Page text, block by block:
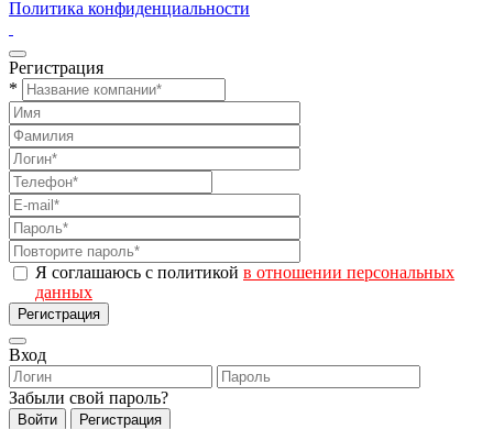
Политика конфиденциальности
Регистрация
*
Я соглашаюсь с политикой в отношении персональных
данных
Регистрация
Вход
Забыли свой пароль?
Войти Регистрация